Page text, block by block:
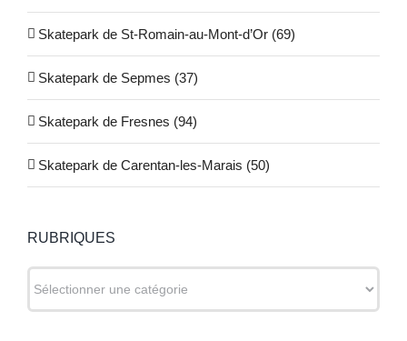
Skatepark de St-Romain-au-Mont-d’Or (69)
Skatepark de Sepmes (37)
Skatepark de Fresnes (94)
Skatepark de Carentan-les-Marais (50)
RUBRIQUES